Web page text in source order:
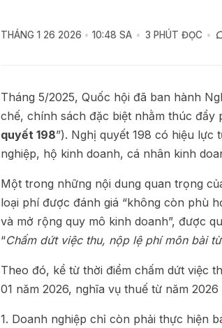
THÁNG 1 26 2026 10:48 SA 3 PHÚT ĐỌC
Tháng 5/2025, Quốc hội đã ban hành
chế, chính sách đặc biệt nhằm thúc
quyết 198”). Nghị quyết 198 có hiệu lực
nghiệp, hộ kinh doanh, cá nhân kinh
Một trong những nội dung quan trọng
loại phí được đánh giá “không còn phù
và mở rộng quy mô kinh doanh”, được
“Chấm dứt việc thu, nộp lệ phí môn bài
Theo đó, kể từ thời điểm chấm dứt việc
01 năm 2026, nghĩa vụ thuế từ năm
1. Doanh nghiệp chỉ còn phải thực hiện